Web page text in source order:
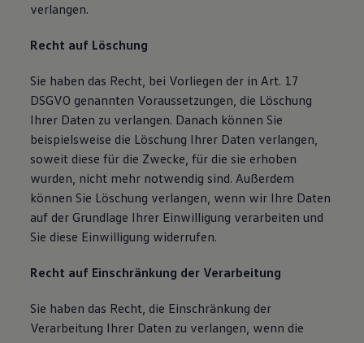
verlangen.
Recht auf Löschung
Sie haben das Recht, bei Vorliegen der in Art. 17
DSGVO genannten Voraussetzungen, die Löschung
Ihrer Daten zu verlangen. Danach können Sie
beispielsweise die Löschung Ihrer Daten verlangen,
soweit diese für die Zwecke, für die sie erhoben
wurden, nicht mehr notwendig sind. Außerdem
können Sie Löschung verlangen, wenn wir Ihre Daten
auf der Grundlage Ihrer Einwilligung verarbeiten und
Sie diese Einwilligung widerrufen.
Recht auf Einschränkung der Verarbeitung
Sie haben das Recht, die Einschränkung der
Verarbeitung Ihrer Daten zu verlangen, wenn die